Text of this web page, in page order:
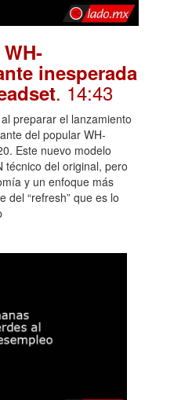
inesperada
. 14:43
preparar el lanzamiento
del popular WH-
Este nuevo modelo
técnico del original, pero
y un enfoque más
del “refresh” que es lo